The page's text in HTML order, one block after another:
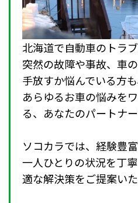
北海道で自動車のトラ
突然の故障や事故、車
手放すか悩んでいる方
あらゆるお車の悩みを
る、あなたのパートナー
ソコカラでは、経験豊
一人ひとりの状況を丁
適な解決策をご提案いた